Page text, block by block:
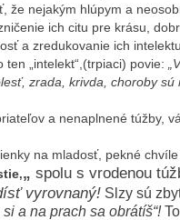
že nejakým hlúpym a
ich citu pre krásu,
a zredukovanie ich
„intelekt“,(trpiaci) povie:
zrada, krivda, choroby
a nenaplnené túžby,
na mladosť, pekné
,„ spolu s vrodenou
vyrovnaný! Slzy sú
si a na prach sa obrátíš“!T